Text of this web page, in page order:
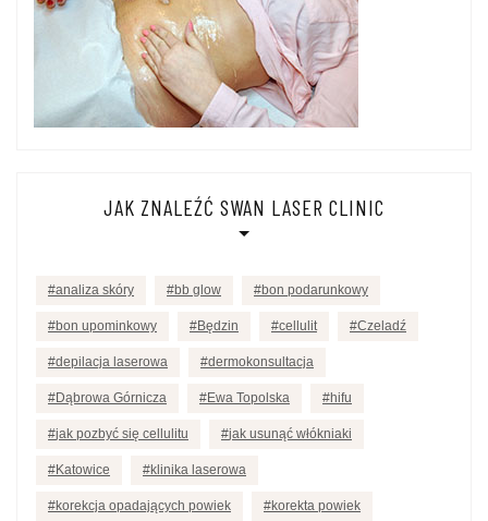
JAK ZNALEŹĆ SWAN LASER CLINIC
analiza skóry bb glow bon podarunkowy
bon upominkowy Będzin cellulit Czeladź
depilacja laserowa dermokonsultacja
Dąbrowa Górnicza Ewa Topolska hifu
jak pozbyć się cellulitu jak usunąć włókniaki
Katowice klinika laserowa
korekcja opadających powiek korekta powiek